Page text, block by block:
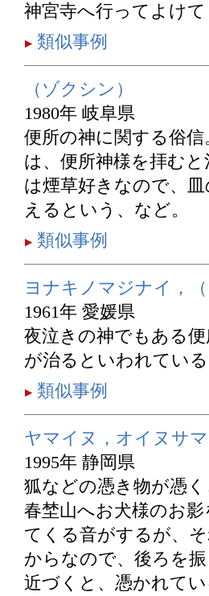
神宮寺へ行ってよけ
類似事例
（ゾクシン）
1980年 岐阜県
便所の神に関する俗
は、便所神様を拝む
は煙草好きなので、
えるという、など。
類似事例
ヨナキノマジナイ，
1961年 愛媛県
夜泣きの神でもある
が治るといわれてい
類似事例
ヤマイヌ，オイヌサ
1995年 静岡県
狐などの憑き物が憑
春埜山へお犬様のお
てくる音がするが、
からなので、後ろを
近づくと、憑かれて